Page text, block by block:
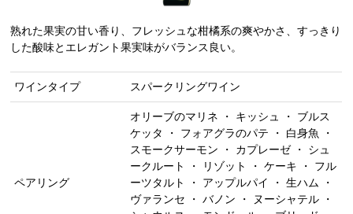
熟れた果実の甘い香り、フレッシュな柑橘系の爽やかさ、すっきり
した酸味とエレガント果実味がバランス良い。
ワインタイプ スパークリングワイン
ペアリング
オリーブのマリネ ・ キッシュ ・ ブルス
ケッタ ・ フォアグラのパテ ・ 白身魚 ・
スモークサーモン ・ カプレーゼ ・ シュ
ークルート ・ リゾット ・ ケーキ ・ フル
ーツタルト ・ アップルパイ ・ 生ハム ・
ヴァランセ ・ バノン ・ ヌーシャテル ・